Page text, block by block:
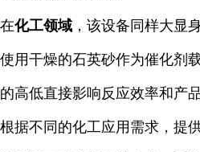
在化工领域 ，该设备同样大显
使用干燥的石英砂作为催化剂
的高低直接影响反应效率和产
根据不同的化工应用需求，提